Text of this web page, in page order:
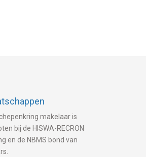
makelaar is
bij de HISWA-RECRON
en de NBMS bond van